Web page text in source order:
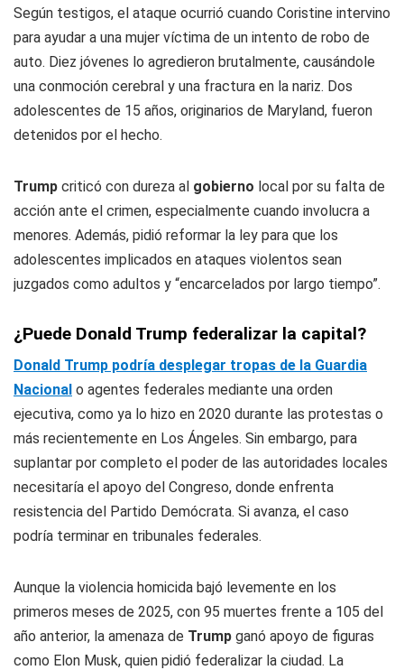
Según testigos, el ataque ocurrió cuando Coristine intervino
para ayudar a una mujer víctima de un intento de robo de
auto. Diez jóvenes lo agredieron brutalmente, causándole
una conmoción cerebral y una fractura en la nariz. Dos
adolescentes de 15 años, originarios de Maryland, fueron
detenidos por el hecho.
Trump criticó con dureza al gobierno local por su falta de
acción ante el crimen, especialmente cuando involucra a
menores. Además, pidió reformar la ley para que los
adolescentes implicados en ataques violentos sean
juzgados como adultos y “encarcelados por largo tiempo”.
¿Puede Donald Trump federalizar la capital?
Donald Trump podría desplegar tropas de la Guardia
Nacional o agentes federales mediante una orden
ejecutiva, como ya lo hizo en 2020 durante las protestas o
más recientemente en Los Ángeles. Sin embargo, para
suplantar por completo el poder de las autoridades locales
necesitaría el apoyo del Congreso, donde enfrenta
resistencia del Partido Demócrata. Si avanza, el caso
podría terminar en tribunales federales.
Aunque la violencia homicida bajó levemente en los
primeros meses de 2025, con 95 muertes frente a 105 del
año anterior, la amenaza de Trump ganó apoyo de figuras
como Elon Musk, quien pidió federalizar la ciudad. La